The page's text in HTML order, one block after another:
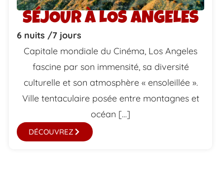
SÉJOUR À LOS ANGELES
6 nuits /7 jours
Capitale mondiale du Cinéma, Los Angeles
fascine par son immensité, sa diversité
culturelle et son atmosphère « ensoleillée ».
Ville tentaculaire posée entre montagnes et
océan […]
DÉCOUVREZ